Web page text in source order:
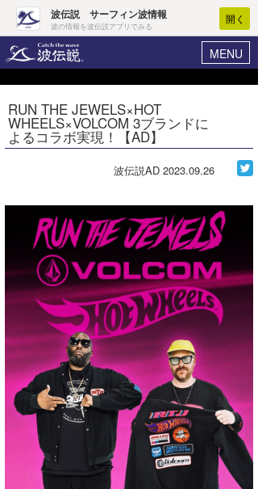
波伝説 サーフィン波情報
波の情報を波伝説アプリでみる
開く
MENU
ヘルプ マイホーム
ログイン
WAVE HUNTER波予想ツール
気象情報
ニュース
サーフィンエリアガイド
会員メニュー
今月のプレゼント
RUN THE JEWELS×HOT
WHEELS×VOLCOM 3ブランドに
よるコラボ実現！【AD】
波伝説AD 2023.09.26
Core Surf Japan
コンテスト
ファッション/グッズ
アート＆エンタメ
コラム
トラベル
ショップ情報
ショップ情報
湘南
千葉北
千葉南
ウラナミ
お知らせ
その他
ルール＆How to
VOTE!